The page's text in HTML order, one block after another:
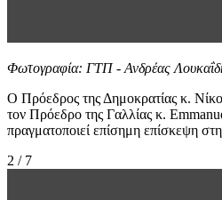
Φωτογραφία: ΓΤΠ - Ανδρέας
Ο Πρόεδρος της Δημοκρατίας κ.
τον Πρόεδρο της Γαλλίας κ.
πραγματοποιεί επίσημη επίσκεψη
2 / 7